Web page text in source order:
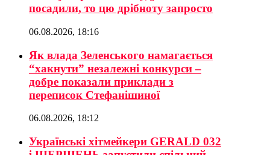
посадили, то цю дрібноту запросто
06.08.2026, 18:16
Як влада Зеленського намагається
“хакнути” незалежні конкурси –
добре показали приклади з
переписок Стефанішиної
06.08.2026, 18:12
Українські хітмейкери GERALD 032